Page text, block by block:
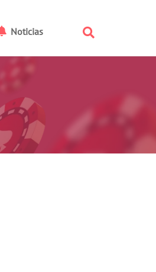
Noticias